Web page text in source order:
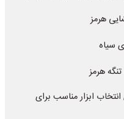
هرمز
سیاه
هرمز
ابزار مناسب برای